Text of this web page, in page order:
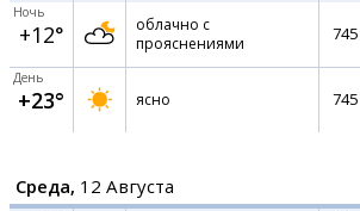
Ночь
+12°
облачно с
прояснениями
745
День
+23° ясно 745
Среда, 12 Августа